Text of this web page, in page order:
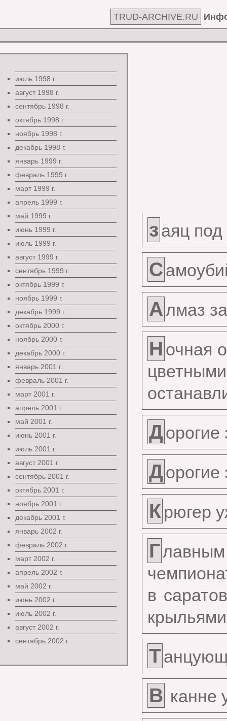
TRUD-ARCHIVE.RU
июль 1998 г.
август 1998 г.
сентябрь 1998 г.
октябрь 1998 г.
ноябрь 1998 г.
декабрь 1998 г.
январь 1999 г.
февраль 1999 г.
март 1999 г.
апрель 1999 г.
май 1999 г.
июнь 1999 г.
июль 1999 г.
август 1999 г.
сентябрь 1999 г.
октябрь 1999 г.
ноябрь 1999 г.
декабрь 1999 г.
октябрь 2000 г.
ноябрь 2000 г.
декабрь 2000 г.
январь 2001 г.
февраль 2001 г.
март 2001 г.
апрель 2001 г.
май 2001 г.
июнь 2001 г.
июль 2001 г.
август 2001 г.
сентябрь 2001 г.
октябрь 2001 г.
ноябрь 2001 г.
декабрь 2001 г.
январь 2002 г.
февраль 2002 г.
март 2002 г.
апрель 2002 г.
май 2002 г.
июнь 2002 г.
июль 2002 г.
август 2002 г.
сентябрь 2002 г.
заяц
С
Алмаз
Н очная
Дорогие
Дорогие
К рюгер
Г
в
Т
В канне